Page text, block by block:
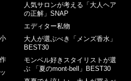
人気サロンが考える「大人ヘア
の正解」SNAP
エディター私物
大人が選ぶべき「メンズ香水」
BEST30
モンベル好きスタイリストが選
ぶ 「夏のmont-bell」BEST30